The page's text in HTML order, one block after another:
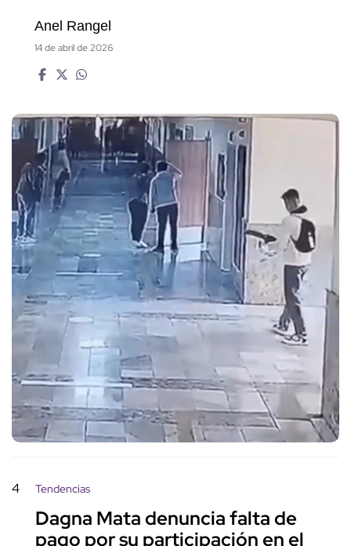
Anel Rangel
14 de abril de 2026
4 Tendencias
Dagna Mata denuncia falta de
pago por su participación en el